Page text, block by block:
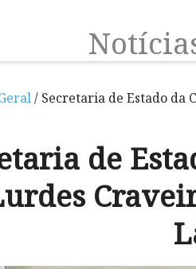
/ Secretaria de Estado da
de